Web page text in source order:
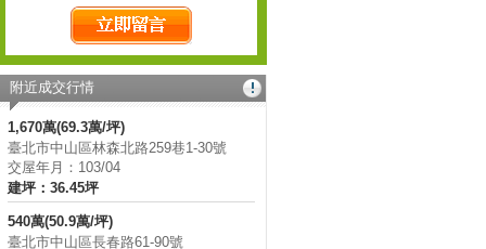
附近成交行情
1,670萬(69.3萬/坪)
臺北市中山區林森北路259巷1-30號
交屋年月：103/04
建坪：36.45坪
540萬(50.9萬/坪)
臺北市中山區長春路61-90號